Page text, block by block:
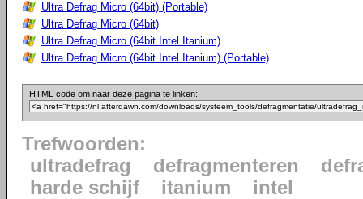
Ultra Defrag Micro (64bit) (Portable)
Ultra Defrag Micro (64bit)
Ultra Defrag Micro (64bit Intel Itanium)
Ultra Defrag Micro (64bit Intel Itanium) (Portable)
HTML code om naar deze pagina te linken:
Trefwoorden:
ultradefrag
defragmenteren
harde schijf
itanium intel